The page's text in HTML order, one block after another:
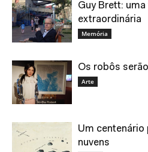
Guy Brett: uma
extraordinária
Memória
Os robôs
Arte
Um centenário
nuvens